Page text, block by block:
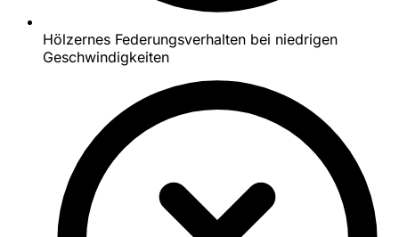
Hölzernes Federungsverhalten bei niedrigen
Geschwindigkeiten